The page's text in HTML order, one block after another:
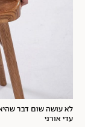
לא עושה שום דבר שהיא
עדי אורני